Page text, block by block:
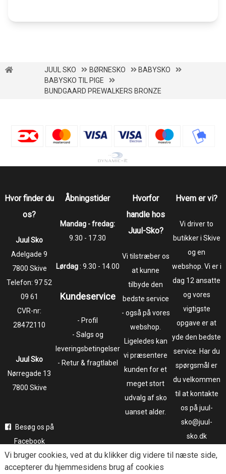
JUUL SKO BØRNESKO
BABYSKO
BABYSKO TIL PIGE
BUNDGAARD PREWALKERS BRONZE
Hvor finder du
os?
Juul Sko
​​​​​​​Adelgade 9
7800 Skive
Telefon:97 52
09 61
CVR-nr:
28472110
Juul Sko
​​​​​​​Nørregade 13
7800 Skive
Besøg os på
Facebook
Følg os på
Åbningstider
Mandag - fredag:
9.30 - 17.30
Lørdag: 9.30 - 14.00
Kundeservice
- Profil
- Salgs og
leveringsbetingelser
- Retur & fragtlabel
Hvorfor
handle hos
Juul-Sko?
Vi tilstræber os
at kunne
tilbyde den
bedste service
- også på vores
webshop.
Ligeledes kan
vi præsentere
kunden for et
meget stort
udvalg af sko
uanset alder.
Hvem er vi?
Vi driver to
butikker i Skive
og en
webshop. Vi er i
dag 12 ansatte
og vores
vigtigste
opgave er at
yde den bedste
service. Har du
spørgsmål er
du velkommen
til at kontakte
os på juul-
sko@juul-
sko.dk
Vi bruger cookies, ved at du klikker dig videre til næste side,
accepterer du hjemmesidens brug af cookies